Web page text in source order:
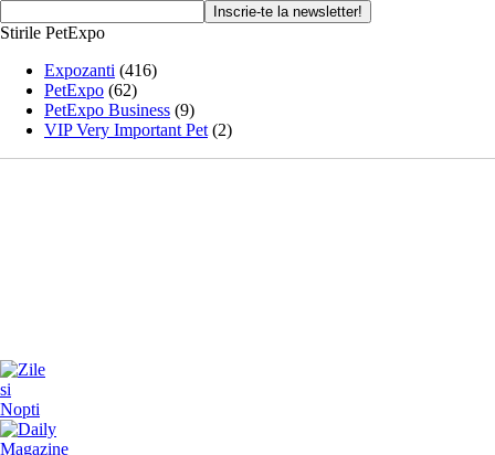
Stirile PetExpo
Expozanti (416)
PetExpo (62)
PetExpo Business (9)
VIP Very Important Pet (2)